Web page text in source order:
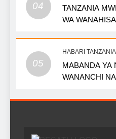
04
TANZANIA
WA
05
HABARI TANZANIA
MABANDA YA
WANANCHI